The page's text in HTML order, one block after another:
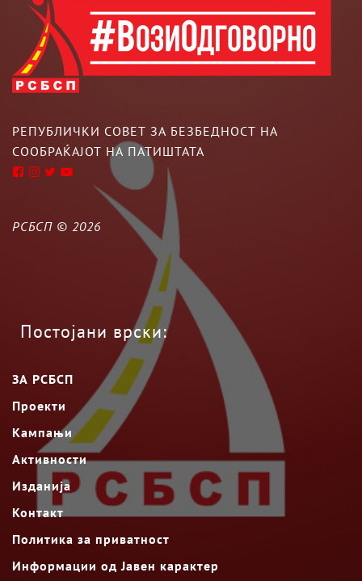
РЕПУБЛИЧКИ СОВЕТ ЗА БЕЗБЕДНОСТ НА
СООБРАЌАЈОТ НА ПАТИШТАТА
РСБСП © 2026
Постојани врски:
ЗА РСБСП
Проекти
Кампањи
Активности
Изданија
Контакт
Политика за приватност
Информации од Јавен карактер